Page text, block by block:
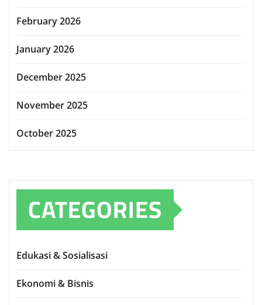
February 2026
January 2026
December 2025
November 2025
October 2025
CATEGORIES
Edukasi & Sosialisasi
Ekonomi & Bisnis